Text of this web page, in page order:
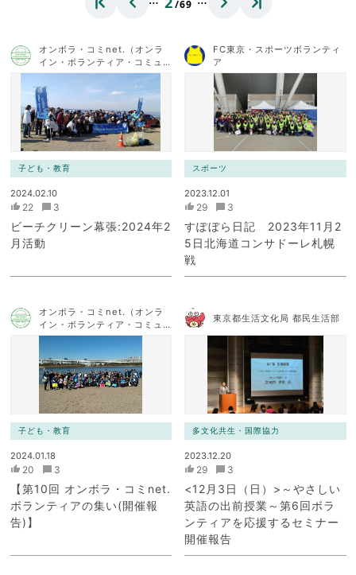
/69
オンボラ・コミnet.（オンラ
イン・ボランティア・コミュ
ニケーション・ネットワー
ク）
子ども・教育
2024.02.10
22 3
ビーチクリーン幕張:2024年2
月活動
FC東京・スポーツボランティ
ア
スポーツ
2023.12.01
29 3
すぽぼら日記 2023年11月2
5日北海道コンサドーレ札幌
戦
オンボラ・コミnet.（オンラ
イン・ボランティア・コミュ
ニケーション・ネットワー
子ども・教育
2024.01.18
20 3
【第10回 オンボラ・コミnet.
ボランティアの集い(開催報
告)】
東京都生活文化局 都民生活部
多文化共生・国際協力
2023.12.20
29 3
<12月3日（日）>～やさしい
英語の出前授業～第6回ボラ
ンティアを応援するセミナー
開催報告